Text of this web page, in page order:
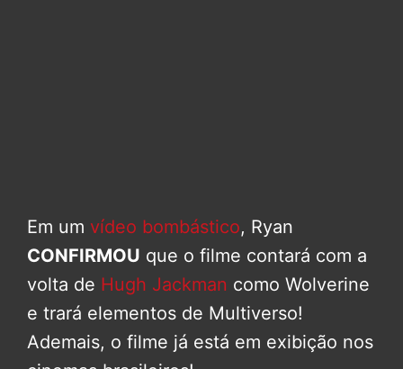
Em um vídeo bombástico, Ryan
CONFIRMOU que o filme contará com a
volta de Hugh Jackman como Wolverine
e trará elementos de Multiverso!
Ademais, o filme já está em exibição nos